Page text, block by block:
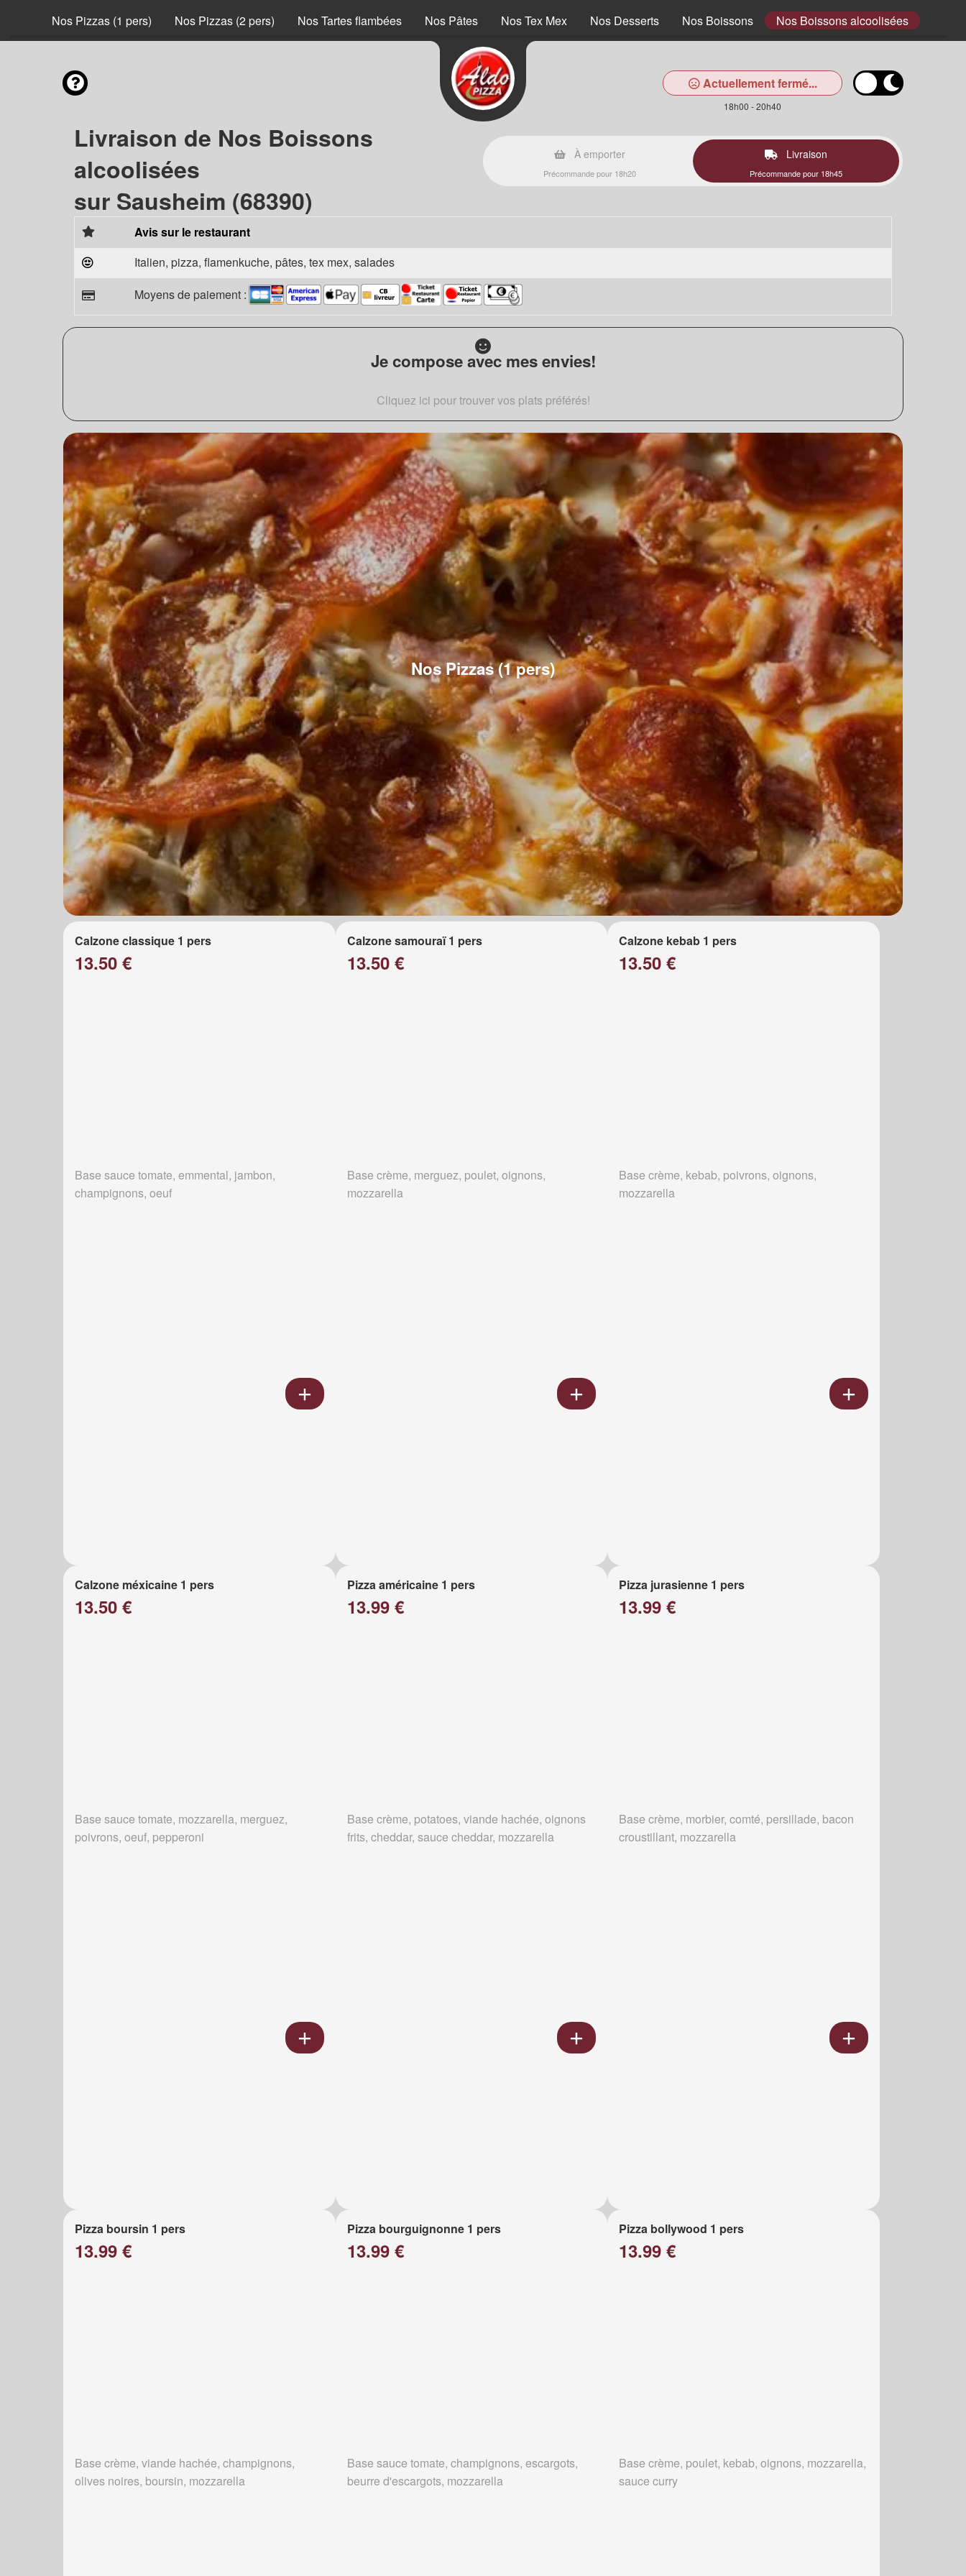
Nos Pizzas (1 pers) Nos Pizzas (2 pers) Nos Tartes flambées Nos Pâtes Nos Tex Mex Nos Desserts Nos Boissons Nos Boissons alcoolisées
Actuellement fermé...
18h00 - 20h40
Livraison de Nos Boissons
alcoolisées
sur Sausheim (68390)
À emporter
Précommande pour 18h20
Livraison
Précommande pour 18h45
Avis sur le restaurant
Italien, pizza, flamenkuche, pâtes, tex mex, salades
Moyens de paiement :
Je compose avec mes envies!
Cliquez ici pour trouver vos plats préférés!
Nos Pizzas (1 pers)
Calzone classique 1 pers
13.50 €
Base sauce tomate, emmental, jambon,
champignons, oeuf
Calzone samouraï 1 pers
13.50 €
Base crème, merguez, poulet, oignons,
mozzarella
Calzone kebab 1 pers
13.50 €
Base crème, kebab, poivrons, oignons,
mozzarella
Calzone méxicaine 1 pers
13.50 €
Base sauce tomate, mozzarella, merguez,
poivrons, oeuf, pepperoni
Pizza américaine 1 pers
13.99 €
Base crème, potatoes, viande hachée, oignons
frits, cheddar, sauce cheddar, mozzarella
Pizza jurasienne 1 pers
13.99 €
Base crème, morbier, comté, persillade, bacon
croustillant, mozzarella
Pizza boursin 1 pers
13.99 €
Base crème, viande hachée, champignons,
olives noires, boursin, mozzarella
Pizza bourguignonne 1 pers
13.99 €
Base sauce tomate, champignons, escargots,
beurre d'escargots, mozzarella
Pizza bollywood 1 pers
13.99 €
Base crème, poulet, kebab, oignons, mozzarella,
sauce curry